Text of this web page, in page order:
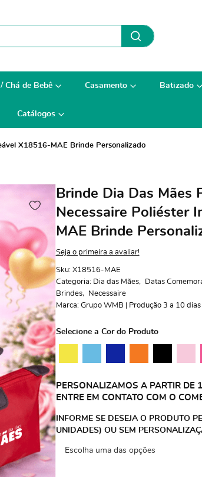
Chá de Bebê Casamento Batizado
Catálogos
X18516-MAE Brinde Personalizado
Brinde Dia Das Mães
Necessaire Poliéster
MAE Brinde
Seja o primeira a avaliar!
Sku: X18516-MAE
Categoria: Dia das Mães Datas
Brindes
Necessaire
Marca: Grupo WMB | Produção 3 a 10 dias
Selecione a Cor do Produto
PERSONALIZAMOS A PARTIR DE
ENTRE EM CONTATO COM O
INFORME SE DESEJA O PRODUTO
UNIDADES) OU SEM